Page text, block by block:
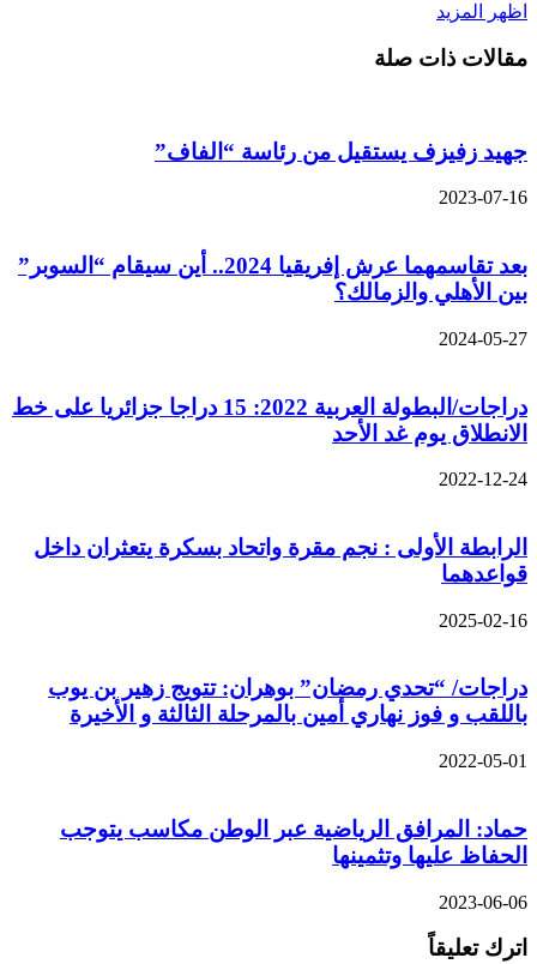
اظهر المزيد
مقالات ذات صلة
جهيد زفيزف يستقيل من رئاسة “الفاف”
2023-07-16
بعد تقاسمهما عرش إفريقيا 2024.. أين سيقام “السوبر”
بين الأهلي والزمالك؟
2024-05-27
دراجات/البطولة العربية 2022: 15 دراجا جزائريا على خط
الانطلاق يوم غد الأحد
2022-12-24
الرابطة الأولى : نجم مقرة واتحاد بسكرة يتعثران داخل
قواعدهما
2025-02-16
دراجات/ “تحدي رمضان” بوهران: تتويج زهير بن يوب
باللقب و فوز نهاري أمين بالمرحلة الثالثة و الأخيرة
2022-05-01
حماد: المرافق الرياضية عبر الوطن مكاسب يتوجب
الحفاظ عليها وتثمينها
2023-06-06
اترك تعليقاً